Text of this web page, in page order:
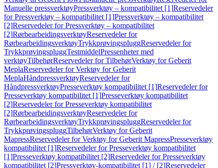
Manuelle pressverktøyPressverktøy – kompatibilitet [1]Reservedeler
for Pressverktøy – kompatibilitet [1]Pressverktøy – kompatibilitet
[2]Reservedeler for Pressverktøy – kompatibilitet
[2]RørbearbeidingsverktøyReservedeler for
RørbearbeidingsverktøyTrykkprøvingspluggReservedeler for
TrykkprøvingspluggTestmiddelPressenheter med
verktøyTilbehørReservedeler for TilbehørVerktøy for Geberit
MeplaReservedeler for Verktøy for Geberit
MeplaHåndpressverktøyReservedeler for
HåndpressverktøyPresseverktøy kompatibilitet [1]Reservedeler for
Presseverktøy kompatibilitet [1]Presseverktøy kompatibilitet
[2]Reservedeler for Presseverktøy kompatibilitet
[2]RørbearbeidingsverktøyReservedeler for
RørbearbeidingsverktøyTrykkprøvingspluggReservedeler for
TrykkprøvingspluggTilbehørVerktøy for Geberit
MapressReservedeler for Verktøy for Geberit MapressPresseverktøy
kompatibilitet [1]Reservedeler for Presseverktøy kompatibilitet
[1]Presseverktøy kompatibilitet [2]Reservedeler for Presseverktøy
kompatibilitet [2]Pressverktøy-kompatibilitet [1] / [2]Reservedeler